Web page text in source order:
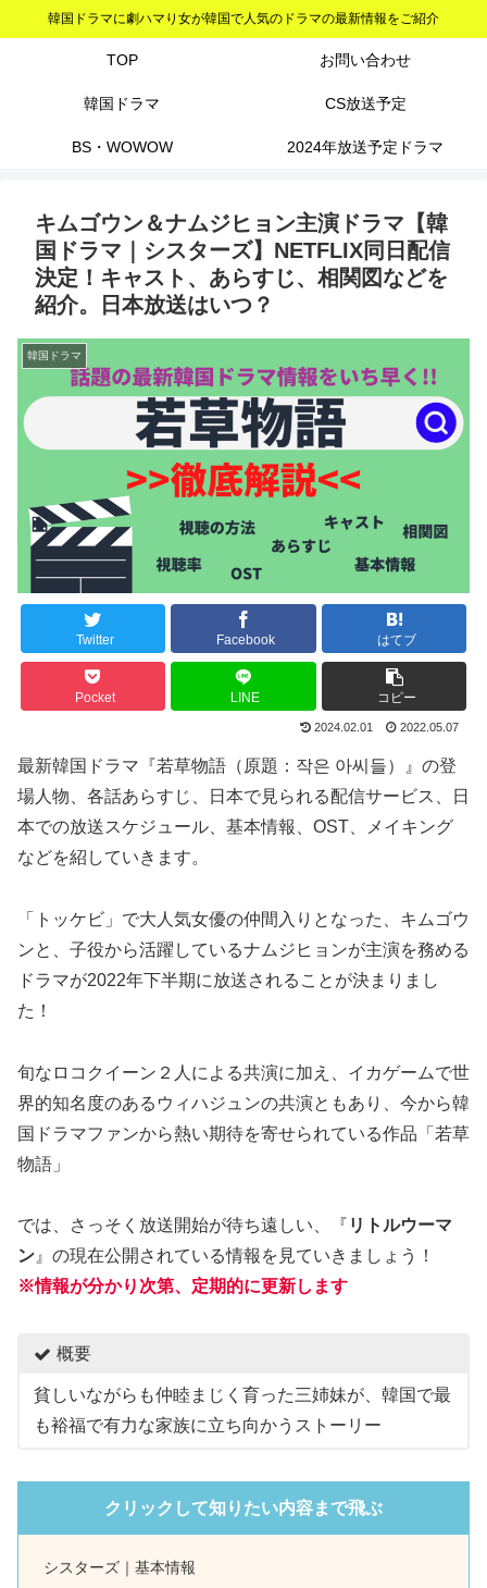
韓国ドラマに劇ハマり女が韓国で人気のドラマの最新情報をご紹介
TOP お問い合わせ
韓国ドラマ CS放送予定
BS・WOWOW 2024年放送予定ドラマ
キムゴウン＆ナムジヒョン主演ドラマ【韓
国ドラマ｜シスターズ】NETFLIX同日配信
決定！キャスト、あらすじ、相関図などを
紹介。日本放送はいつ？
韓国ドラマ
Twitter Facebook はてブ
Pocket LINE コピー
2024.02.01 2022.05.07
最新韓国ドラマ『若草物語（原題：작은 아씨들）』の登
場人物、各話あらすじ、日本で見られる配信サービス、日
本での放送スケジュール、基本情報、OST、メイキング
などを紹していきます。
「トッケビ」で大人気女優の仲間入りとなった、キムゴウ
ンと、子役から活躍しているナムジヒョンが主演を務める
ドラマが2022年下半期に放送されることが決まりまし
た！
旬なロコクイーン２人による共演に加え、イカゲームで世
界的知名度のあるウィハジュンの共演ともあり、今から韓
国ドラマファンから熱い期待を寄せられている作品「若草
物語」
では、さっそく放送開始が待ち遠しい、『 リトルウーマ
ン 』の現在公開されている情報を見ていきましょう！
※情報が分かり次第、定期的に更新します
概要
貧しいながらも仲睦まじく育った三姉妹が、韓国で最
も裕福で有力な家族に立ち向かうストーリー
クリックして知りたい内容まで飛ぶ
シスターズ｜基本情報